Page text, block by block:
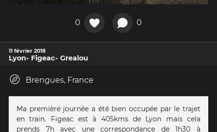
0 0
11 février 2018
Lyon- Figeac- Grealou
Brengues, France
Ma première journée a été bien occupée par le trajet
en train. Figeac est à 405kms de Lyon mais cela
prends 7h avec une correspondance de 1h30 à